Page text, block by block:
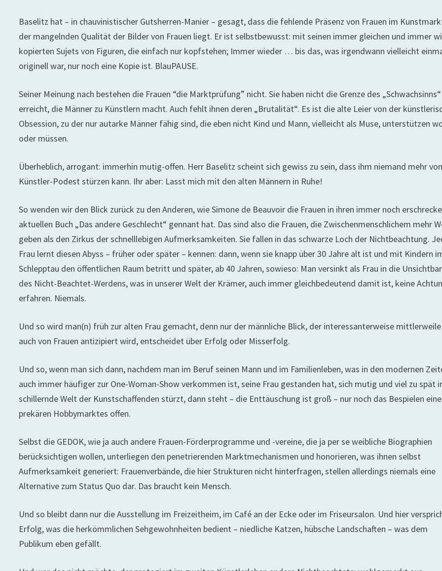
Baselitz hat – in chauvinistischer Gutsherren-Manier – gesagt, dass die fehlende Präsenz von Frauen im
der mangelnden Qualität der Bilder von Frauen liegt. Er ist selbstbewusst: mit seinen immer gleichen und immer
kopierten Sujets von Figuren, die einfach nur kopfstehen; Immer wieder … bis das, was irgendwann vielleicht
originell war, nur noch eine Kopie ist. BlauPAUSE.
Seiner Meinung nach bestehen die Frauen “die Marktprüfung” nicht. Sie haben nicht die Grenze des „Schwachsinns“
erreicht, die Männer zu Künstlern macht. Auch fehlt ihnen deren „Brutalität“. Es ist die alte Leier von der
Obsession, zu der nur autarke Männer fähig sind, die eben nicht Kind und Mann, vielleicht als Muse, unterstützen
oder müssen.
Überheblich, arrogant: immerhin mutig-offen. Herr Baselitz scheint sich gewiss zu sein, dass ihm niemand mehr
Künstler-Podest stürzen kann. Ihr aber: Lasst mich mit den alten Männern in Ruhe!
So wenden wir den Blick zurück zu den Anderen, wie Simone de Beauvoir die Frauen in ihren immer noch
aktuellen Buch „Das andere Geschlecht“ gennant hat. Das sind also die Frauen, die Zwischenmenschlichem mehr
geben als den Zirkus der schnelllebigen Aufmerksamkeiten. Sie fallen in das schwarze Loch der Nichtbeachtung.
Frau lernt diesen Abyss – früher oder später – kennen: dann, wenn sie knapp über 30 Jahre alt ist und mit Kindern
Schlepptau den öffentlichen Raum betritt und später, ab 40 Jahren, sowieso: Man versinkt als Frau in die
des Nicht-Beachtet-Werdens, was in unserer Welt der Krämer, auch immer gleichbedeutend damit ist, keine
erfahren. Niemals.
Und so wird man(n) früh zur alten Frau gemacht, denn nur der männliche Blick, der interessanterweise mittlerweile
auch von Frauen antizipiert wird, entscheidet über Erfolg oder Misserfolg.
Und so, wenn man sich dann, nachdem man im Beruf seinen Mann und im Familienleben, was in den modernen
auch immer häufiger zur One-Woman-Show verkommen ist, seine Frau gestanden hat, sich mutig und viel zu spät
schillernde Welt der Kunstschaffenden stürzt, dann steht – die Enttäuschung ist groß – nur noch das Bespielen
prekären Hobbymarktes offen.
Selbst die GEDOK, wie ja auch andere Frauen-Förderprogramme und -vereine, die ja per se weibliche Biographien
berücksichtigen wollen, unterliegen den penetrierenden Marktmechanismen und honorieren, was ihnen selbst
Aufmerksamkeit generiert: Frauenverbände, die hier Strukturen nicht hinterfragen, stellen allerdings niemals eine
Alternative zum Status Quo dar. Das braucht kein Mensch.
Und so bleibt dann nur die Ausstellung im Freizeitheim, im Café an der Ecke oder im Friseursalon. Und hier
Erfolg, was die herkömmlichen Sehgewohnheiten bedient – niedliche Katzen, hübsche Landschaften – was dem
Publikum eben gefällt.